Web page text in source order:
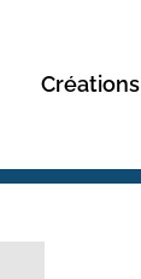
Créations